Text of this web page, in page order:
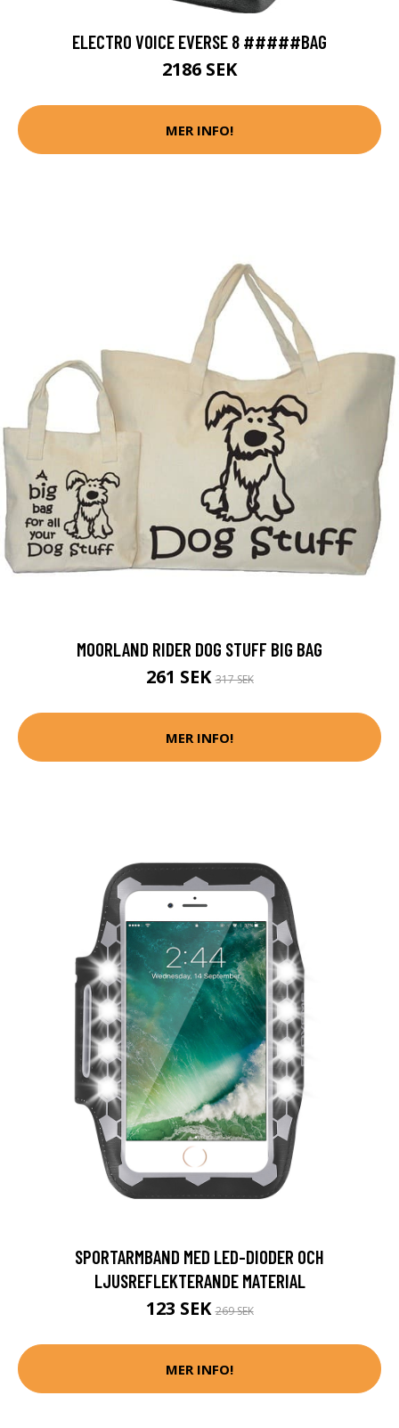
ELECTRO VOICE EVERSE 8 #####BAG
2186 SEK
MER INFO!
MOORLAND RIDER DOG STUFF BIG BAG
261 SEK317 SEK
MER INFO!
SPORTARMBAND MED LED-DIODER OCH
LJUSREFLEKTERANDE MATERIAL
123 SEK269 SEK
MER INFO!